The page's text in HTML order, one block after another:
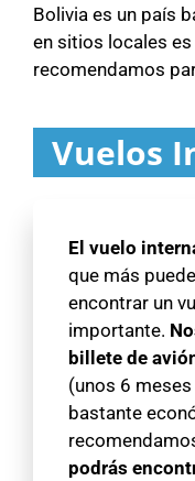
Bolivia es un país
en sitios locales
recomendamos
Vuelos
El vuelo
que más
encontrar un
importante.
billete de
(unos 6
bastante
podrás